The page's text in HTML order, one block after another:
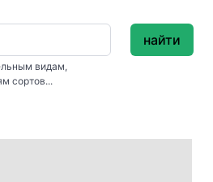
видам,
сортов...
найти